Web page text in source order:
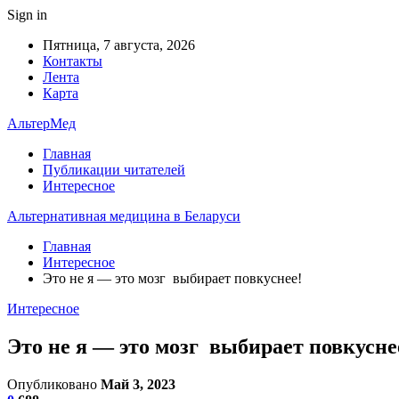
Sign in
Пятница, 7 августа, 2026
Контакты
Лента
Карта
АльтерМед
Главная
Публикации читателей
Интересное
Альтернативная медицина в Беларуси
Главная
Интересное
Это не я — это мозг выбирает повкуснее!
Интересное
Это не я — это мозг выбирает
Опубликовано Май 3, 2023